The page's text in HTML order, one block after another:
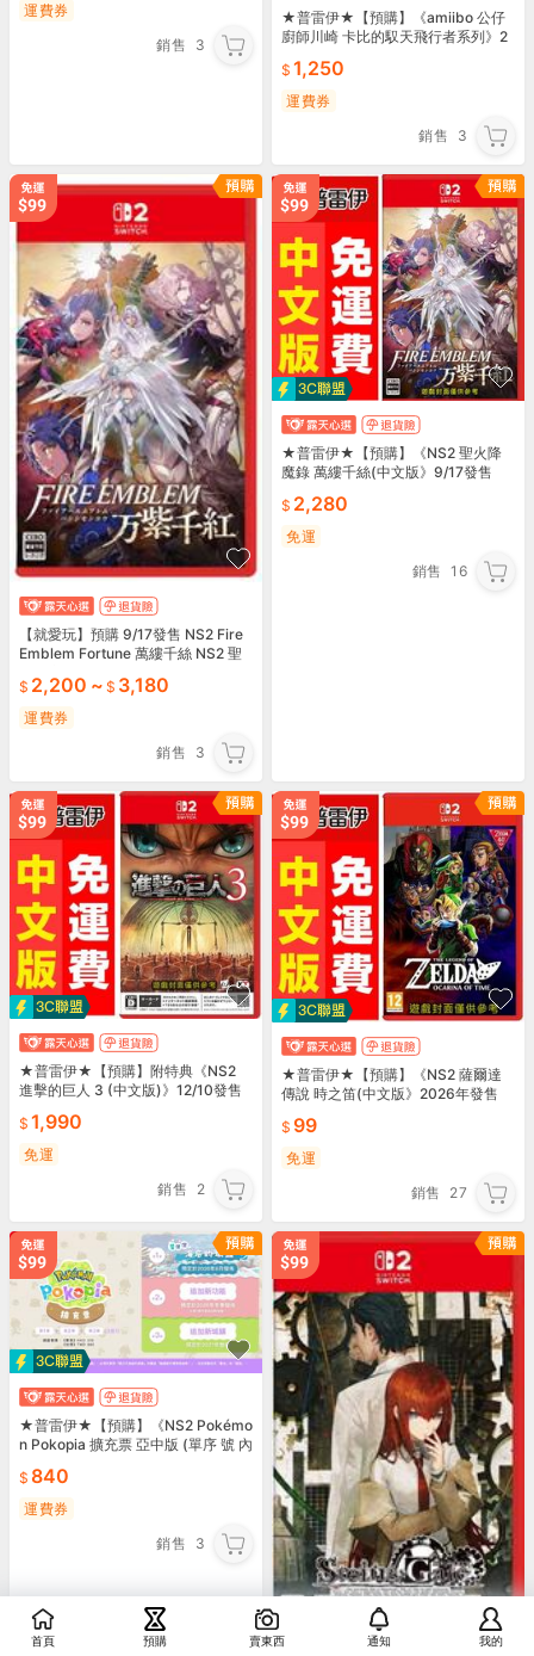
運費券
銷售
3
★普雷伊★【預購】《amiibo 公仔
廚師川崎 卡比的馭天飛行者系列》2
1,250
運費券
銷售
3
【就愛玩】預購 9/17發售 NS2 Fire
Emblem Fortune 萬縷千絲 NS2 聖
2,200 ~ 3,180
運費券
銷售
3
★普雷伊★【預購】《NS2 聖火降
魔錄 萬縷千絲(中文版》9/17發售
2,280
免運
銷售 16
★普雷伊★【預購】附特典《NS2
進擊的巨人 3 (中文版)》12/10發售
1,990
免運
銷售
2
★普雷伊★【預購】《NS2 薩爾達
傳說 時之笛(中文版》2026年發售
99
免運
銷售
27
★普雷伊★【預購】《NS2 Pokémo
n Pokopia 擴充票 亞中版 (單序 號 內
840
運費券
銷售
3
首頁 預購 賣東西 通知 我的